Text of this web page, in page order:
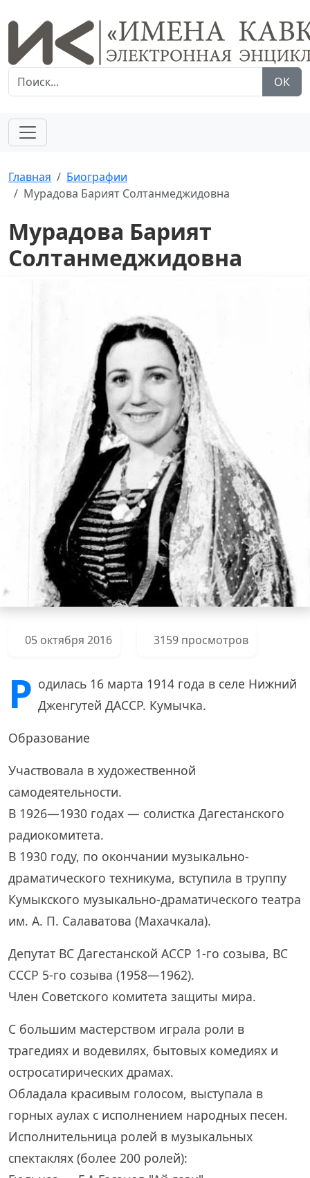
ОК
Главная
Биографии
Мурадова Барият Солтанмеджидовна
Мурадова Барият
Солтанмеджидовна
05 октября 2016 3159 просмотров
Р одилась 16 марта 1914 года в селе Нижний
Дженгутей ДАССР. Кумычка.
Образование
Участвовала в художественной
самодеятельности.
В 1926—1930 годах — солистка Дагестанского
радиокомитета.
В 1930 году, по окончании музыкально-
драматического техникума, вступила в труппу
Кумыкского музыкально-драматического театра
им. А. П. Салаватова (Махачкала).
Депутат ВС Дагестанской АССР 1-го созыва, ВС
СССР 5-го созыва (1958—1962).
Член Советского комитета защиты мира.
С большим мастерством играла роли в
трагедиях и водевилях, бытовых комедиях и
остросатирических драмах.
Обладала красивым голосом, выступала в
горных аулах с исполнением народных песен.
Исполнительница ролей в музыкальных
спектаклях (более 200 ролей):